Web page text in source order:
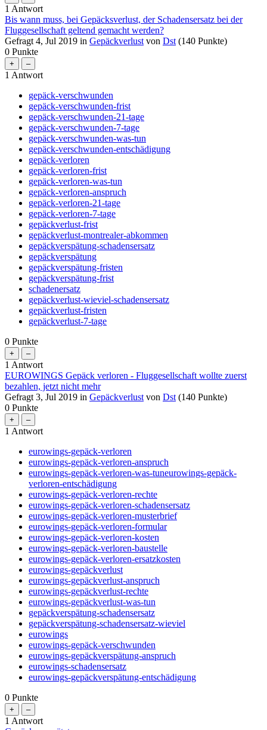
1 Antwort
Bis wann muss, bei Gepäcksverlust, der Schadensersatz bei der
Fluggesellschaft geltend gemacht werden?
Gefragt 4, Jul 2019 in Gepäckverlust von Dst (140 Punkte)
0 Punkte
1 Antwort
gepäck-verschwunden
gepäck-verschwunden-frist
gepäck-verschwunden-21-tage
gepäck-verschwunden-7-tage
gepäck-verschwunden-was-tun
gepäck-verschwunden-entschädigung
gepäck-verloren
gepäck-verloren-frist
gepäck-verloren-was-tun
gepäck-verloren-anspruch
gepäck-verloren-21-tage
gepäck-verloren-7-tage
gepäckverlust-frist
gepäckverlust-montrealer-abkommen
gepäckverspätung-schadensersatz
gepäckverspätung
gepäckverspätung-fristen
gepäckverspätung-frist
schadenersatz
gepäckverlust-wieviel-schadensersatz
gepäckverlust-fristen
gepäckverlust-7-tage
0 Punkte
1 Antwort
EUROWINGS Gepäck verloren - Fluggesellschaft wollte zuerst
bezahlen, jetzt nicht mehr
Gefragt 3, Jul 2019 in Gepäckverlust von Dst (140 Punkte)
0 Punkte
1 Antwort
eurowings-gepäck-verloren
eurowings-gepäck-verloren-anspruch
eurowings-gepäck-verloren-was-tuneurowings-gepäck-
verloren-entschädigung
eurowings-gepäck-verloren-rechte
eurowings-gepäck-verloren-schadensersatz
eurowings-gepäck-verloren-musterbrief
eurowings-gepäck-verloren-formular
eurowings-gepäck-verloren-kosten
eurowings-gepäck-verloren-baustelle
eurowings-gepäck-verloren-ersatzkosten
eurowings-gepäckverlust
eurowings-gepäckverlust-anspruch
eurowings-gepäckverlust-rechte
eurowings-gepäckverlust-was-tun
gepäckverspätung-schadensersatz
gepäckverspätung-schadensersatz-wieviel
eurowings
eurowings-gepäck-verschwunden
eurowings-gepäckverspätung-anspruch
eurowings-schadensersatz
eurowings-gepäckverspätung-entschädigung
0 Punkte
1 Antwort